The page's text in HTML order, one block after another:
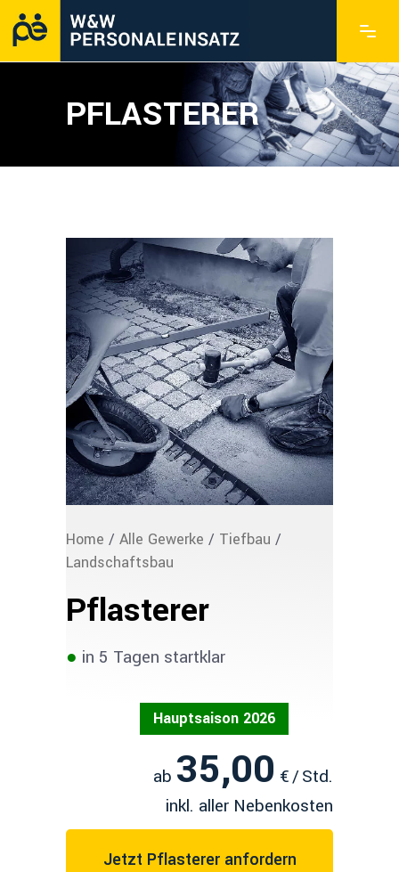
PFLASTERER
Home / Alle Gewerke / Tiefbau /
Landschaftsbau
Pflasterer
● in 5 Tagen startklar
Hauptsaison 2026
ab 35,00 € / Std.
inkl. aller Nebenkosten
Jetzt Pflasterer anfordern